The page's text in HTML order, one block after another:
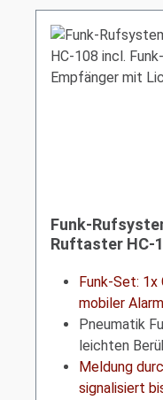
Funk-
Ruftaster HC-
Licht+Ton
Funk-Set:
mobiler
Pneumatik
leichten
Meldung
signalisiert